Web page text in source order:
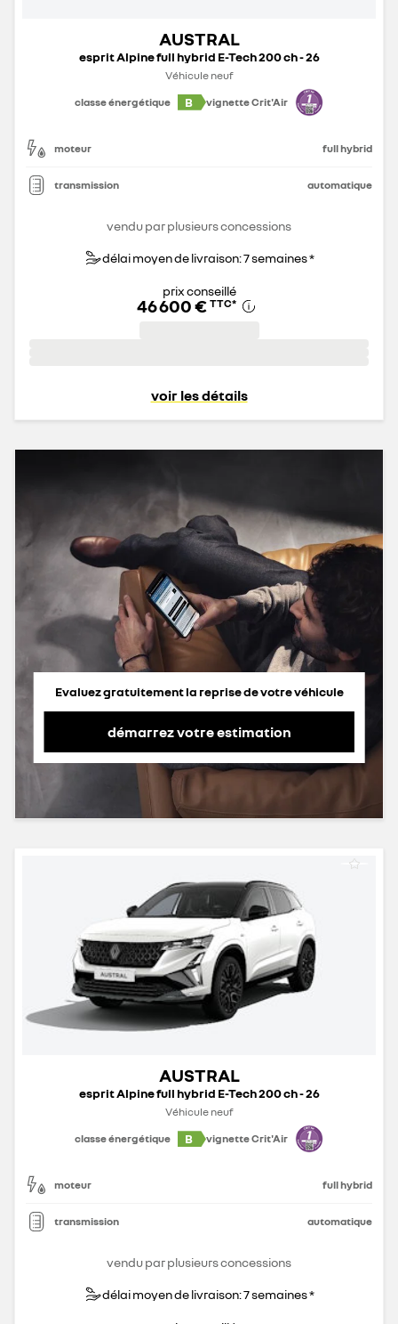
AUSTRAL
esprit Alpine full hybrid E-Tech 200 ch - 26
Véhicule neuf
classe énergétique
B vignette Crit'Air
moteur full hybrid
transmission automatique
vendu par plusieurs concessions
délai moyen de livraison: 7 semaines *
prix conseillé
46 600 € TTC*
voir les détails
Evaluez gratuitement la reprise de votre véhicule
démarrez votre estimation
AUSTRAL
esprit Alpine full hybrid E-Tech 200 ch - 26
Véhicule neuf
classe énergétique
B vignette Crit'Air
moteur full hybrid
transmission automatique
vendu par plusieurs concessions
délai moyen de livraison: 7 semaines *